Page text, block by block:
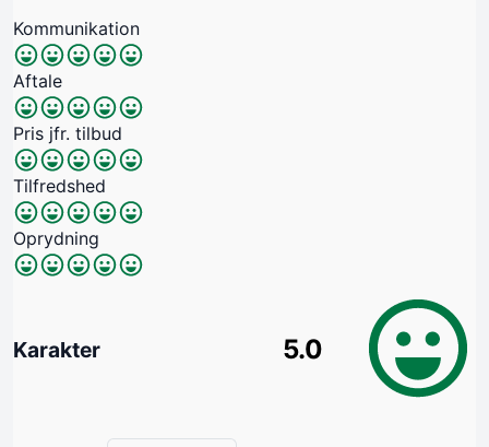
Kommunikation
Aftale
Pris jfr. tilbud
Tilfredshed
Oprydning
Karakter 5.0